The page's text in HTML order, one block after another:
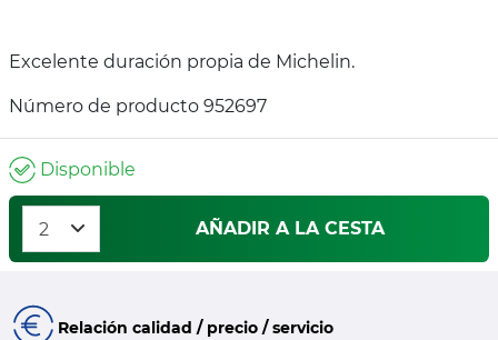
Excelente duración propia de Michelin.
Número de producto 952697
Disponible
AÑADIR A LA CESTA
Relación calidad / precio / servicio